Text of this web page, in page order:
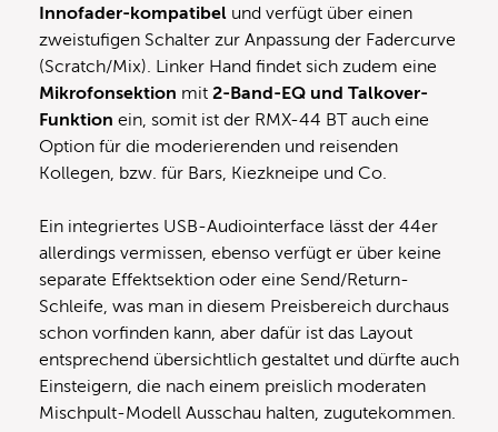
Innofader-kompatibel und verfügt über einen
zweistufigen Schalter zur Anpassung der Fadercurve
(Scratch/Mix). Linker Hand findet sich zudem eine
Mikrofonsektion mit 2-Band-EQ und Talkover-
Funktion ein, somit ist der RMX-44 BT auch eine
Option für die moderierenden und reisenden
Kollegen, bzw. für Bars, Kiezkneipe und Co.
Ein integriertes USB-Audiointerface lässt der 44er
allerdings vermissen, ebenso verfügt er über keine
separate Effektsektion oder eine Send/Return-
Schleife, was man in diesem Preisbereich durchaus
schon vorfinden kann, aber dafür ist das Layout
entsprechend übersichtlich gestaltet und dürfte auch
Einsteigern, die nach einem preislich moderaten
Mischpult-Modell Ausschau halten, zugutekommen.